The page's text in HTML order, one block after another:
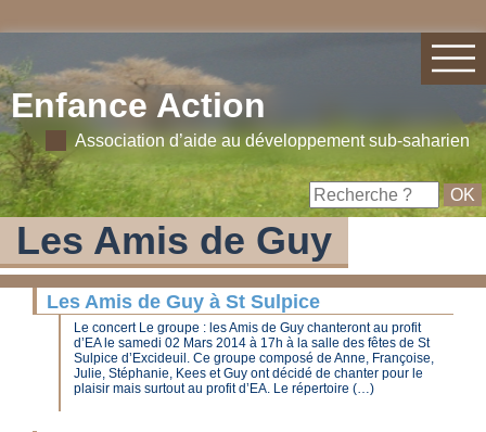
Enfance Action
Association d’aide au développement sub-saharien
Les Amis de Guy
Les Amis de Guy à St Sulpice
Le concert Le groupe : les Amis de Guy chanteront au profit
d’EA le samedi 02 Mars 2014 à 17h à la salle des fêtes de St
Sulpice d’Excideuil. Ce groupe composé de Anne, Françoise,
Julie, Stéphanie, Kees et Guy ont décidé de chanter pour le
plaisir mais surtout au profit d’EA. Le répertoire (…)